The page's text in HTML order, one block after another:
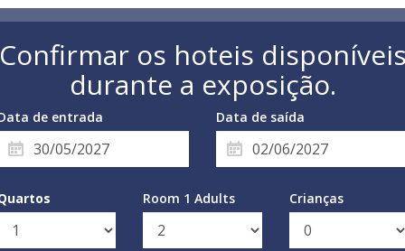
os hoteis
durante a exposição.
de entrada Data de saída
Room 1 Adults Crianças